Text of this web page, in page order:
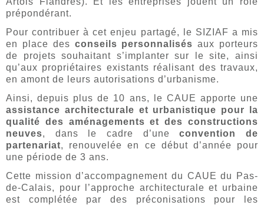
prépondérant.
Pour contribuer à cet enjeu partagé, le SIZIAF a mis
en place des conseils personnalisés aux porteurs
de projets souhaitant s’implanter sur le site, ainsi
qu’aux propriétaires existants réalisant des travaux,
en amont de leurs autorisations d’urbanisme.
Ainsi, depuis plus de 10 ans, le CAUE apporte une
assistance architecturale et urbanistique pour la
qualité des aménagements et des constructions
neuves, dans le cadre d’uneconvention de
partenariat, renouvelée en ce début d’année pour
une période de 3 ans.
Cette mission d’accompagnement du CAUE du Pas-
de-Calais, pour l’approche architecturale et urbaine
est complétée par des préconisations pour les